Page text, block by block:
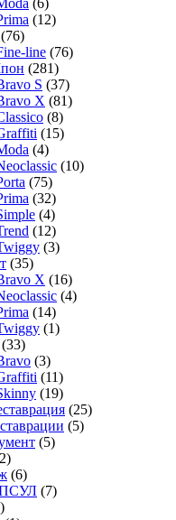
(12)
(76)
line (76)
(281)
S (37)
X (81)
(8)
(15)
(4)
(10)
(75)
(32)
(4)
(12)
(3)
(35)
X (16)
(4)
(14)
(1)
(33)
(3)
(11)
(19)
(25)
(5)
(5)
(6)
(7)